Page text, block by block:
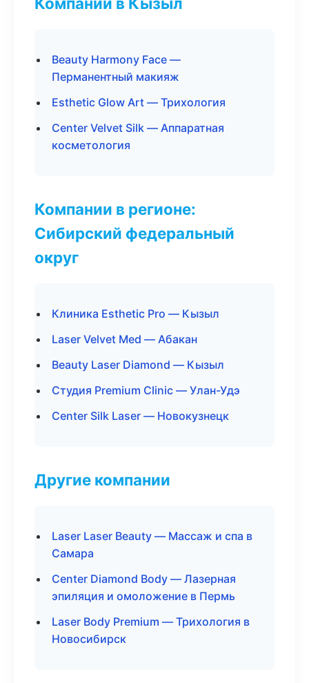
Beauty Harmony Face —
Перманентный макияж
Esthetic Glow Art — Трихология
Center Velvet Silk — Аппаратная
косметология
Компании в регионе:
Сибирский федеральный
округ
Клиника Esthetic Pro — Кызыл
Laser Velvet Med — Абакан
Beauty Laser Diamond — Кызыл
Студия Premium Clinic — Улан-Удэ
Center Silk Laser — Новокузнецк
Другие компании
Laser Laser Beauty — Массаж и спа в
Самара
Center Diamond Body — Лазерная
эпиляция и омоложение в Пермь
Laser Body Premium — Трихология в
Новосибирск